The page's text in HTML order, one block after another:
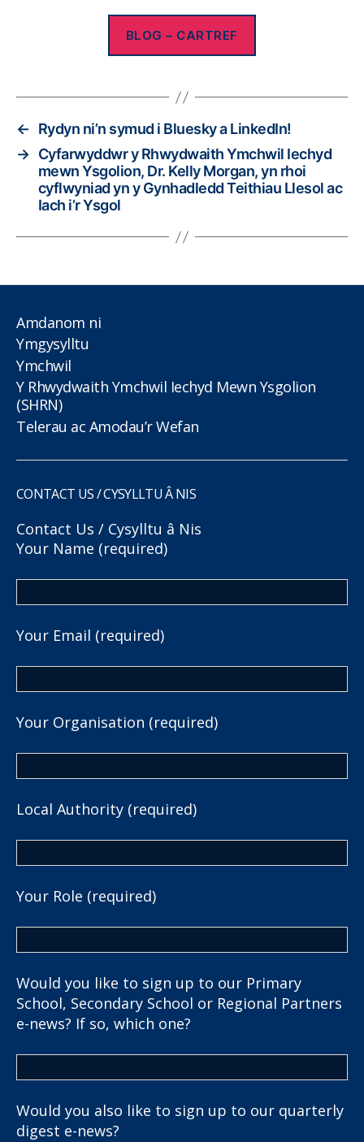
BLOG – CARTREF
←
Rydyn ni’n symud i Bluesky a LinkedIn!
→ Cyfarwyddwr y Rhwydwaith Ymchwil Iechyd
mewn Ysgolion, Dr. Kelly Morgan, yn rhoi
cyflwyniad yn y Gynhadledd Teithiau Llesol ac
Iach i’r Ysgol
Amdanom ni
Ymgysylltu
Ymchwil
Y Rhwydwaith Ymchwil Iechyd Mewn Ysgolion
(SHRN)
Telerau ac Amodau’r Wefan
CONTACT US / CYSYLLTU Â NIS
Contact Us / Cysylltu â Nis
Your Name (required)
Your Email (required)
Your Organisation (required)
Local Authority (required)
Your Role (required)
Would you like to sign up to our Primary
School, Secondary School or Regional Partners
e-news? If so, which one?
Would you also like to sign up to our quarterly
digest e-news?